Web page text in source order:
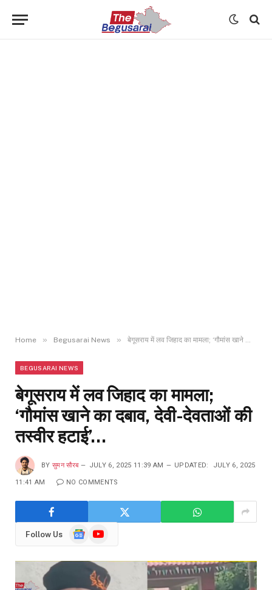
Home » Begusarai News » बेगूसराय में लव जिहाद का मामला; ‘गौमांस खाने का दबाव, देवी-देवताओं की तस्वीर हटाई’…
BEGUSARAI NEWS
बेगूसराय में लव जिहाद का मामला;
‘गौमांस खाने का दबाव, देवी-देवताओं की
तस्वीर हटाई’…
BY सुमन सौरब JULY 6, 2025 11:39 AM UPDATED: JULY 6, 2025
11:41 AM NO COMMENTS
Follow Us
GoogleYouTube